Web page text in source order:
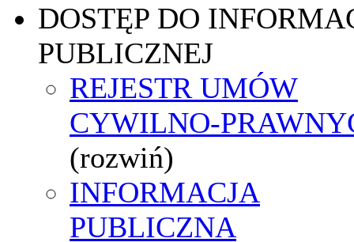
DOSTĘP DO
PUBLICZNEJ
REJESTR UMÓW
CYWILNO-
(rozwiń)
INFORMACJA
PUBLICZNA